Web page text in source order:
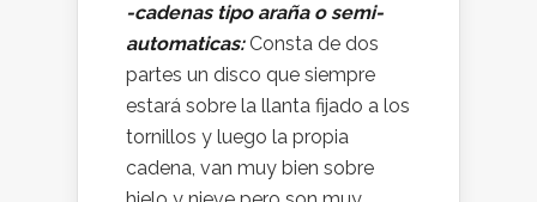
-cadenas tipo araña o semi-
automaticas:Consta de dos
partes un disco que siempre
estará sobre la llanta fijado a los
tornillos y luego la propia
cadena, van muy bien sobre